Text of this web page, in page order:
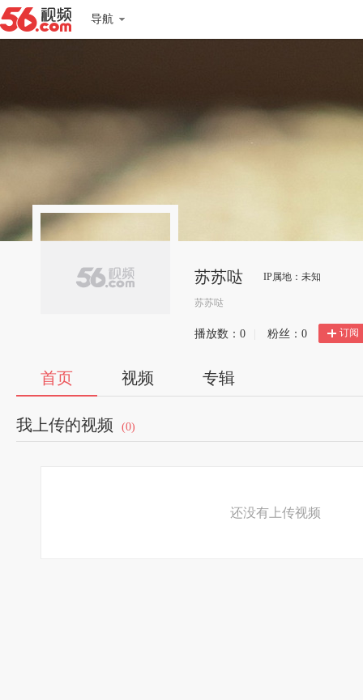
导航
苏苏哒 IP属地：未知
苏苏哒
播放数： 0 粉丝： 0 订阅
首页 视频 专辑
我上传的视频 (0)
还没有上传视频